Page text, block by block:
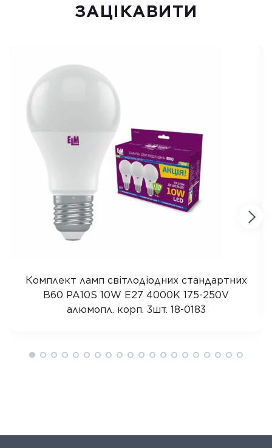
ЗАЦІКАВИТИ
Комплект ламп світлодіодних стандартних
B60 PA10S 10W E27 4000K 175-250V
алюмопл. корп. 3шт. 18-0183